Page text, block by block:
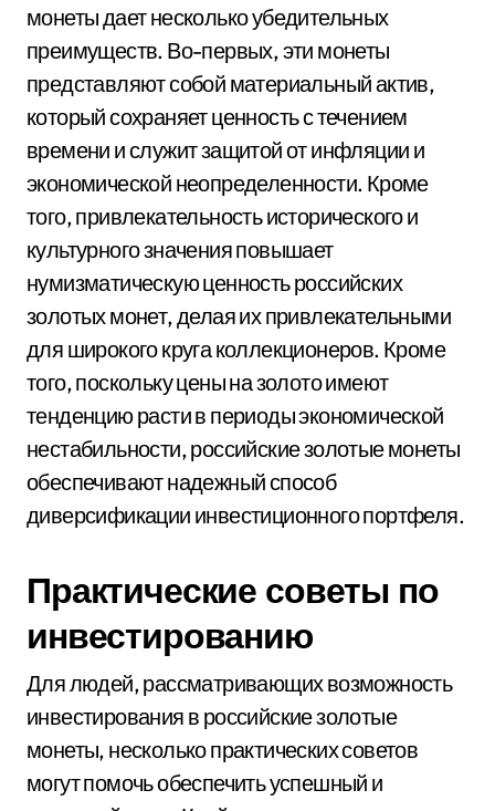
монеты дает несколько убедительных
преимуществ. Во-первых, эти монеты
представляют собой материальный актив,
который сохраняет ценность с течением
времени и служит защитой от инфляции и
экономической неопределенности. Кроме
того, привлекательность исторического и
культурного значения повышает
нумизматическую ценность российских
золотых монет, делая их привлекательными
для широкого круга коллекционеров. Кроме
того, поскольку цены на золото имеют
тенденцию расти в периоды экономической
нестабильности, российские золотые монеты
обеспечивают надежный способ
диверсификации инвестиционного портфеля.
Практические советы по
инвестированию
Для людей, рассматривающих возможность
инвестирования в российские золотые
монеты, несколько практических советов
могут помочь обеспечить успешный и